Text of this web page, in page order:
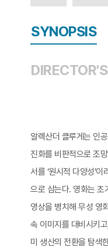
SYNOPSIS
알렉산더 클루게는 인
진화를 비판적으로 조
서를 ‘원시적 다양성’
으로 삼는다. 영화는 초
영상을 병치해 무성 영
속 이미지를 대비시키
미 생산의 전환을 탐색